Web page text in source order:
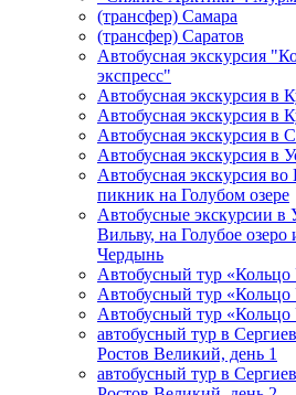
(трансфер) Самара
(трансфер) Саратов
Автобусная экскурсия
экспресс"
Автобусная экскурсия в
Автобусная экскурсия в
Автобусная экскурсия в
Автобусная экскурсия в
Автобусная экскурсия
пикник на Голубом озере
Автобусные экскурсии в
Вильву, на Голубое
Чердынь
Автобусный тур «Кольцо
Автобусный тур «Кольцо
Автобусный тур «Кольцо
автобусный тур в
Ростов Великий, день 1
автобусный тур в